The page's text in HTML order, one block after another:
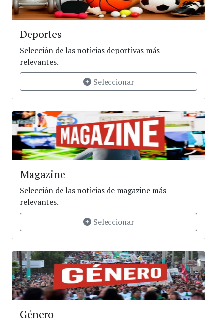
Deportes
Selección de las noticias deportivas más
relevantes.
Seleccionar
Magazine
Selección de las noticias de magazine más
relevantes.
Seleccionar
Género